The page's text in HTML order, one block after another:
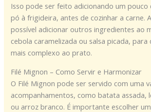
Isso pode ser feito adicionando um pouco
pó à frigideira, antes de cozinhar a carne.
possível adicionar outros ingredientes ao
cebola caramelizada ou salsa picada,
mais complexo ao prato.
Filé Mignon – Como Servir e Harmonizar
O Filé Mignon pode ser servido com uma
acompanhamentos, como batata assada,
ou arroz branco. É importante escolher um